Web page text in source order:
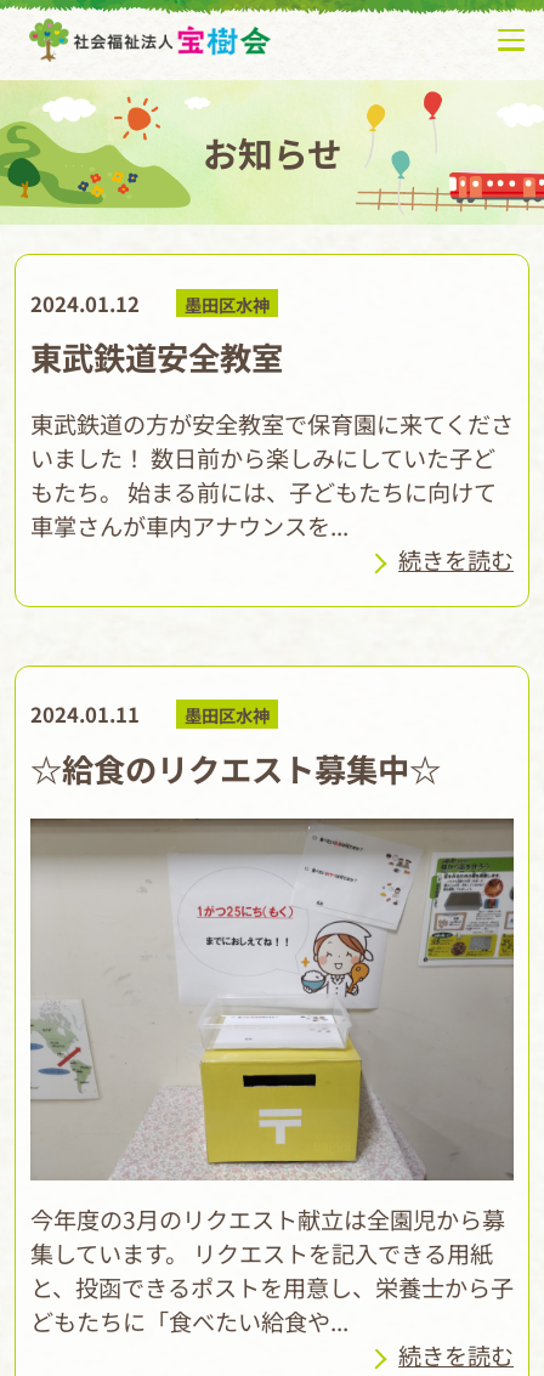
お知らせ
2024.01.12 墨田区水神
東武鉄道安全教室
東武鉄道の方が安全教室で保育園に来てくださ
いました！ 数日前から楽しみにしていた子ど
もたち。 始まる前には、子どもたちに向けて
車掌さんが車内アナウンスを...
続きを読む
2024.01.11 墨田区水神
☆給食のリクエスト募集中☆
今年度の3月のリクエスト献立は全園児から募
集しています。 リクエストを記入できる用紙
と、投函できるポストを用意し、栄養士から子
どもたちに「食べたい給食や...
続きを読む